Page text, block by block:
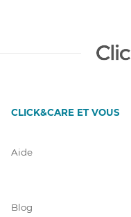
CLICK&CARE ET VOUS
Aide
Blog